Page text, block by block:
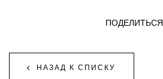
НАЗАД К СПИСКУ
ПОДЕЛИТЬСЯ